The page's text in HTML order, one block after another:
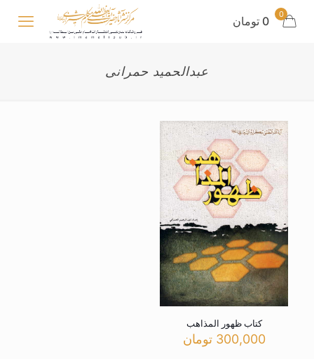
0 0 تومان
عبدالحمید حمرانی
کتاب ظهور المذاهب
300,000 تومان